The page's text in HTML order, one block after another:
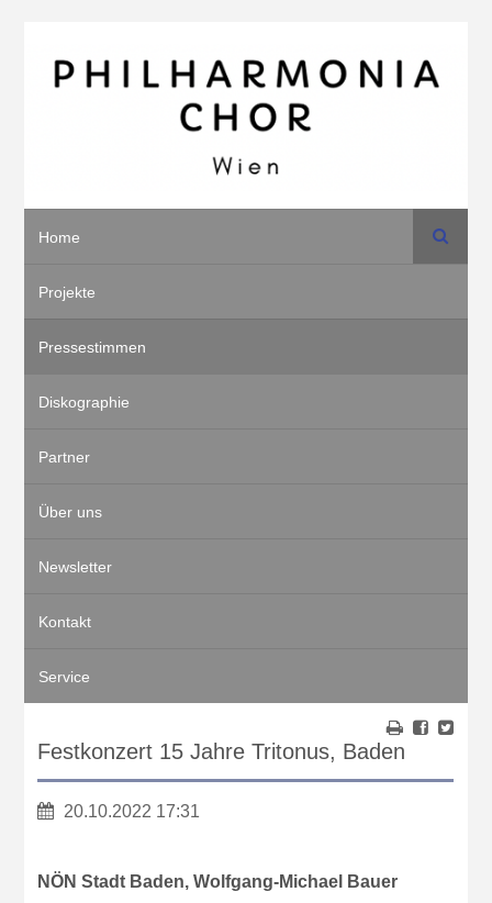
Home
Projekte
Pressestimmen
Diskographie
Partner
Über uns
Newsletter
Kontakt
Service
Suche
Festkonzert 15 Jahre Tritonus, Baden
20.10.2022 17:31
NÖN Stadt Baden, Wolfgang-Michael Bauer